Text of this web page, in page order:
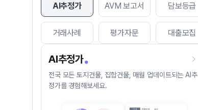
AI추정가 AVM 보고서 담보등급
거래사례 평가자문 대출모집
AI추정가
전국 모든 토지건물, 집합건물, 매월 업데이트되는 AI추
정가를 경험해보세요.